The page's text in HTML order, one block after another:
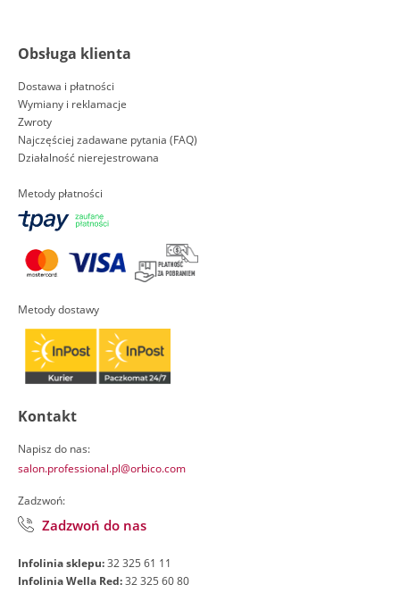
Obsługa klienta
Dostawa i płatności
Wymiany i reklamacje
Zwroty
Najczęściej zadawane pytania (FAQ)
Działalność nierejestrowana
Metody płatności
Metody dostawy
Kontakt
Napisz do nas:
salon.professional.pl@orbico.com
Zadzwoń:
Zadzwoń do nas
Infolinia sklepu:32 325 61 11
Infolinia Wella Red:32 325 60 80